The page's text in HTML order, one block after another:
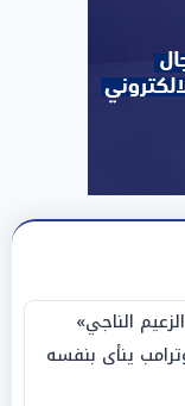
الناجي»
ينأى بنفسه